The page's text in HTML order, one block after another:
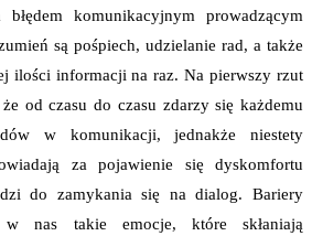
błędem komunikacyjnym prowadzącym
są pośpiech, udzielanie rad, a także
ilości informacji na raz. Na pierwszy rzut
od czasu do czasu zdarzy się każdemu
w komunikacji, jednakże niestety
za pojawienie się dyskomfortu
do zamykania się na dialog. Bariery
w nas takie emocje, które skłaniają